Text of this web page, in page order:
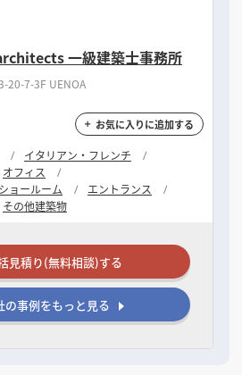
一級建築士事務所
20-7-3F UENOA
お気に入りに追加する
イタリアン・フレンチ
オフィス
ョールーム
エントランス
その他建築物
見積り(無料相談)する
の事例をもっと見る